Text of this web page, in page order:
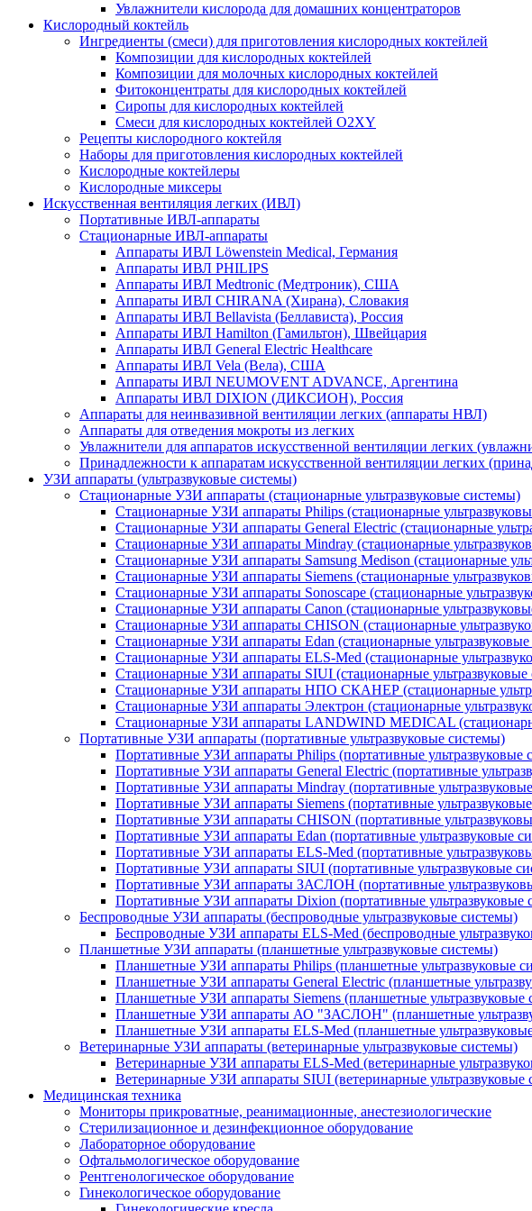
Увлажнители кислорода для домашних концентраторов
Кислородный коктейль
Ингредиенты (смеси) для приготовления кислородных коктейлей
Композиции для кислородных коктейлей
Композиции для молочных кислородных коктейлей
Фитоконцентраты для кислородных коктейлей
Сиропы для кислородных коктейлей
Смеси для кислородных коктейлей O2XY
Рецепты кислородного коктейля
Наборы для приготовления кислородных коктейлей
Кислородные коктейлеры
Кислородные миксеры
Искусственная вентиляция легких (ИВЛ)
Портативные ИВЛ-аппараты
Стационарные ИВЛ-аппараты
Аппараты ИВЛ Löwenstein Medical, Германия
Аппараты ИВЛ PHILIPS
Аппараты ИВЛ Medtronic (Медтроник), США
Аппараты ИВЛ CHIRANA (Хирана), Словакия
Аппараты ИВЛ Bellavista (Беллависта), Россия
Аппараты ИВЛ Hamilton (Гамильтон), Швейцария
Аппараты ИВЛ General Electric Healthcare
Аппараты ИВЛ Vela (Вела), США
Аппараты ИВЛ NEUMOVENT ADVANCE, Аргентина
Аппараты ИВЛ DIXION (ДИКСИОН), Россия
Аппараты для неинвазивной вентиляции легких (аппараты НВЛ)
Аппараты для отведения мокроты из легких
Увлажнители для аппаратов искусственной вентиляции легких
Принадлежности к аппаратам искусственной вентиляции легких
УЗИ аппараты (ультразвуковые системы)
Стационарные УЗИ аппараты (стационарные ультразвуковые системы)
Стационарные УЗИ аппараты Philips (стационарные
Стационарные УЗИ аппараты General Electric (стационарные
Стационарные УЗИ аппараты Mindray (стационарные
Стационарные УЗИ аппараты Samsung Medison (стационарные
Стационарные УЗИ аппараты Siemens (стационарные
Стационарные УЗИ аппараты Sonoscape (стационарные
Стационарные УЗИ аппараты Canon (стационарные
Стационарные УЗИ аппараты CHISON (стационарные
Стационарные УЗИ аппараты Edan (стационарные
Стационарные УЗИ аппараты ELS-Med (стационарные
Стационарные УЗИ аппараты SIUI (стационарные
Стационарные УЗИ аппараты НПО СКАНЕР (стационарные
Стационарные УЗИ аппараты Электрон (стационарные
Стационарные УЗИ аппараты LANDWIND MEDICAL
Портативные УЗИ аппараты (портативные ультразвуковые системы)
Портативные УЗИ аппараты Philips (портативные ультразвуковые
Портативные УЗИ аппараты General Electric (портативные
Портативные УЗИ аппараты Mindray (портативные
Портативные УЗИ аппараты Siemens (портативные
Портативные УЗИ аппараты CHISON (портативные
Портативные УЗИ аппараты Edan (портативные ультразвуковые
Портативные УЗИ аппараты ELS-Med (портативные
Портативные УЗИ аппараты SIUI (портативные ультразвуковые
Портативные УЗИ аппараты ЗАСЛОН (портативные
Портативные УЗИ аппараты Dixion (портативные ультразвуковые
Беспроводные УЗИ аппараты (беспроводные ультразвуковые системы)
Беспроводные УЗИ аппараты ELS-Med (беспроводные
Планшетные УЗИ аппараты (планшетные ультразвуковые системы)
Планшетные УЗИ аппараты Philips (планшетные ультразвуковые
Планшетные УЗИ аппараты General Electric (планшетные
Планшетные УЗИ аппараты Siemens (планшетные ультразвуковые
Планшетные УЗИ аппараты АО "ЗАСЛОН" (планшетные
Планшетные УЗИ аппараты ELS-Med (планшетные
Ветеринарные УЗИ аппараты (ветеринарные ультразвуковые системы)
Ветеринарные УЗИ аппараты ELS-Med (ветеринарные
Ветеринарные УЗИ аппараты SIUI (ветеринарные ультразвуковые
Медицинская техника
Мониторы прикроватные, реанимационные, анестезиологические
Стерилизационное и дезинфекционное оборудование
Лабораторное оборудование
Офтальмологическое оборудование
Рентгенологическое оборудование
Гинекологическое оборудование